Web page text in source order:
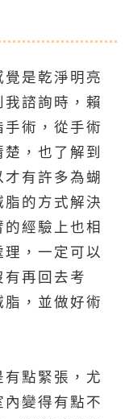
是乾淨明亮
諮詢時，賴
術，從手術
，也了解到
有許多為蝴
的方式解決
經驗上也相
，一定可以
再回去考
，並做好術
點緊張，尤
變得有點不